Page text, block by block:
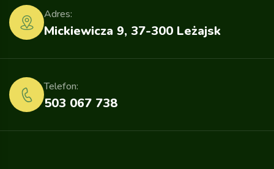
Mickiewicza 9, 37-300 Leżajsk
Adres:
503 067 738
Telefon: